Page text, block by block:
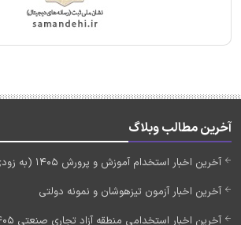
آخرین مطالب وبلاگ
آخرین اخبار استخدام آموزش و پرورش 1405 (به زودی)
آخرین اخبار آزمون تیزهوشان و نمونه دولتی
آخرین اخبار استخدامی منطقه آزاد تجاری صنعتی 1405